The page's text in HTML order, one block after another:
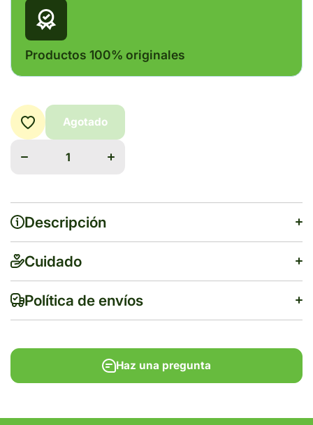
Productos 100% originales
Disminuir
cantidad
cantidad
VIVITONIN
Agotado
Descripción
Cuidado
Política de envíos
Haz una pregunta